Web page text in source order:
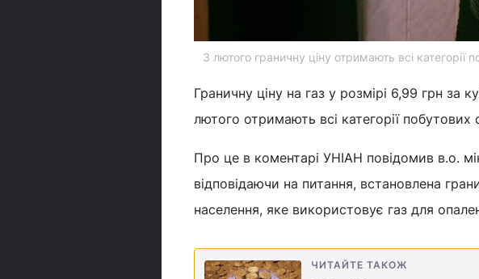
З лютого граничну ціну отримають всі
Граничну ціну на газ у розмірі 6,99 грн за
лютого отримають всі категорії
Про це в коментарі УНІАН повідомив в.о.
відповідаючи на питання, встановлена
населення, яке використовує газ для
ЧИТАЙТЕ ТАКОЖ